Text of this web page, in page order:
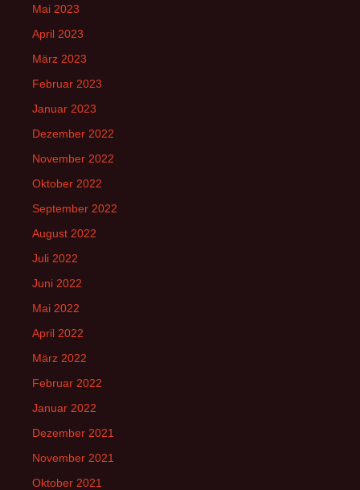
Mai 2023
April 2023
März 2023
Februar 2023
Januar 2023
Dezember 2022
November 2022
Oktober 2022
September 2022
August 2022
Juli 2022
Juni 2022
Mai 2022
April 2022
März 2022
Februar 2022
Januar 2022
Dezember 2021
November 2021
Oktober 2021